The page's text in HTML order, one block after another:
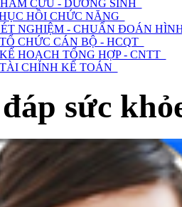
CỨU - DƯỠNG SINH
HỒI CHỨC NĂNG
NGHIỆM - CHUẨN ĐOÁN
CHỨC CÁN BỘ - HCQT
HOẠCH TỔNG HỢP - CNTT
CHÍNH KẾ TOÁN
sức